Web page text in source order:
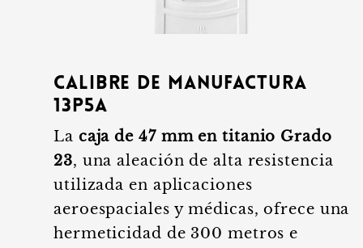
Calibre de manufactura
13P5A
La caja de 47 mm en titanio Grado
23, una aleación de alta resistencia
utilizada en aplicaciones
aeroespaciales y médicas, ofrece una
hermeticidad de 300 metros e